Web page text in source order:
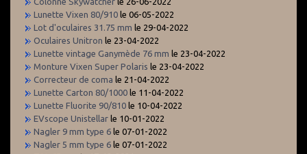
Lunette Vixen 80/910 le 06-05-2022
Lot d'oculaires 31.75 mm le 29-04-2022
Oculaires Unitron le 23-04-2022
Lunette vintage Ganymède 76 mm le 23-04-2022
Monture Vixen Super Polaris le 23-04-2022
Correcteur de coma le 21-04-2022
Lunette Carton 80/1000 le 11-04-2022
Lunette Fluorite 90/810 le 10-04-2022
EVscope Unistellar le 10-01-2022
Nagler 9 mm type 6 le 07-01-2022
Nagler 5 mm type 6 le 07-01-2022